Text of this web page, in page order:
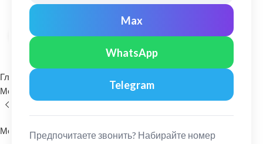
Max
WhatsApp
Telegram
Предпочитаете звонить? Набирайте номер
Нажмите, чтобы увеличить
Главная
Металлические водосточные системы
МеталлПрофиль